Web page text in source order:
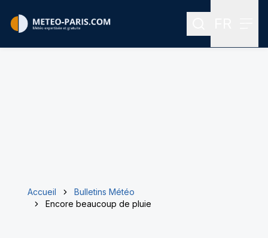
Rechercher
Accueil
Bulletins Météo
Encore beaucoup de pluie